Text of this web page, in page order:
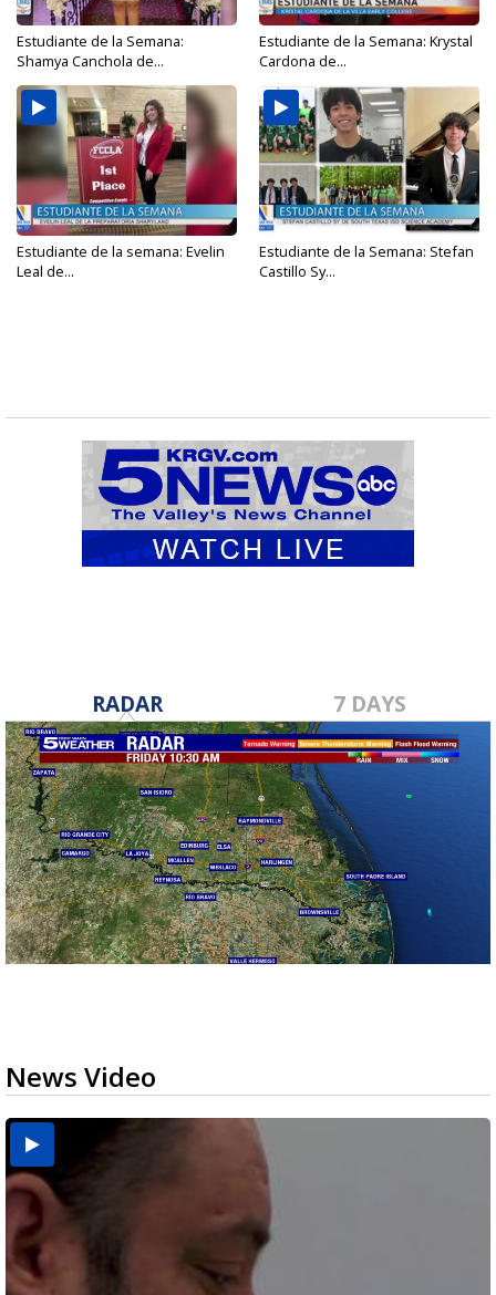
Estudiante de la Semana:
Shamya Canchola de...
Estudiante de la Semana: Krystal
Cardona de...
Estudiante de la semana: Evelin
Leal de...
Estudiante de la Semana: Stefan
Castillo Sy...
RADAR 7 DAYS
News Video